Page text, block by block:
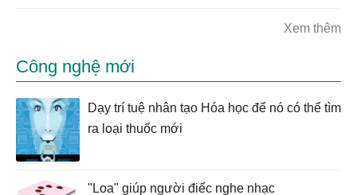
Xem thêm
Công nghệ mới
Dạy trí tuệ nhân tạo Hóa học để nó có thể tìm
ra loại thuốc mới
"Loa" giúp người điếc nghe nhạc